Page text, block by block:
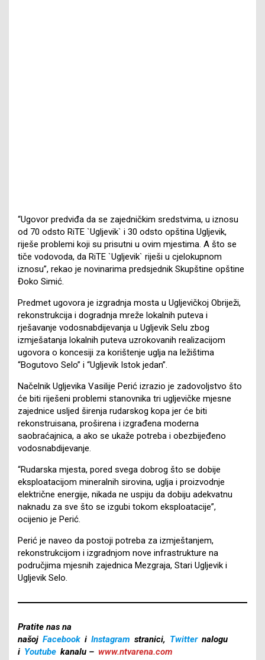
“Ugovor predviđa da se zajedničkim sredstvima, u iznosu
od 70 odsto RiTE `Ugljevik` i 30 odsto opština Ugljevik,
riješe problemi koji su prisutni u ovim mjestima. A što se
tiče vodovoda, da RiTE `Ugljevik` riješi u cjelokupnom
iznosu”, rekao je novinarima predsjednik Skupštine opštine
Đoko Simić.
Predmet ugovora je izgradnja mosta u Ugljevičkoj Obriježi,
rekonstrukcija i dogradnja mreže lokalnih puteva i
rješavanje vodosnabdijevanja u Ugljevik Selu zbog
izmješatanja lokalnih puteva uzrokovanih realizacijom
ugovora o koncesiji za korištenje uglja na ležištima
“Bogutovo Selo” i “Ugljevik Istok jedan”.
Načelnik Ugljevika Vasilije Perić izrazio je zadovoljstvo što
će biti riješeni problemi stanovnika tri ugljevičke mjesne
zajednice usljed širenja rudarskog kopa jer će biti
rekonstruisana, proširena i izgrađena moderna
saobraćajnica, a ako se ukaže potreba i obezbijeđeno
vodosnabdijevanje.
“Rudarska mjesta, pored svega dobrog što se dobije
eksploatacijom mineralnih sirovina, uglja i proizvodnje
električne energije, nikada ne uspiju da dobiju adekvatnu
naknadu za sve što se izgubi tokom eksploatacije”,
ocijenio je Perić.
Perić je naveo da postoji potreba za izmještanjem,
rekonstrukcijom i izgradnjom nove infrastrukture na
područjima mjesnih zajednica Mezgraja, Stari Ugljevik i
Ugljevik Selo.
Pratite nas na
našoj Facebook i Instagram stranici, Twitter nalogu
i Youtube kanalu – www.ntvarena.com